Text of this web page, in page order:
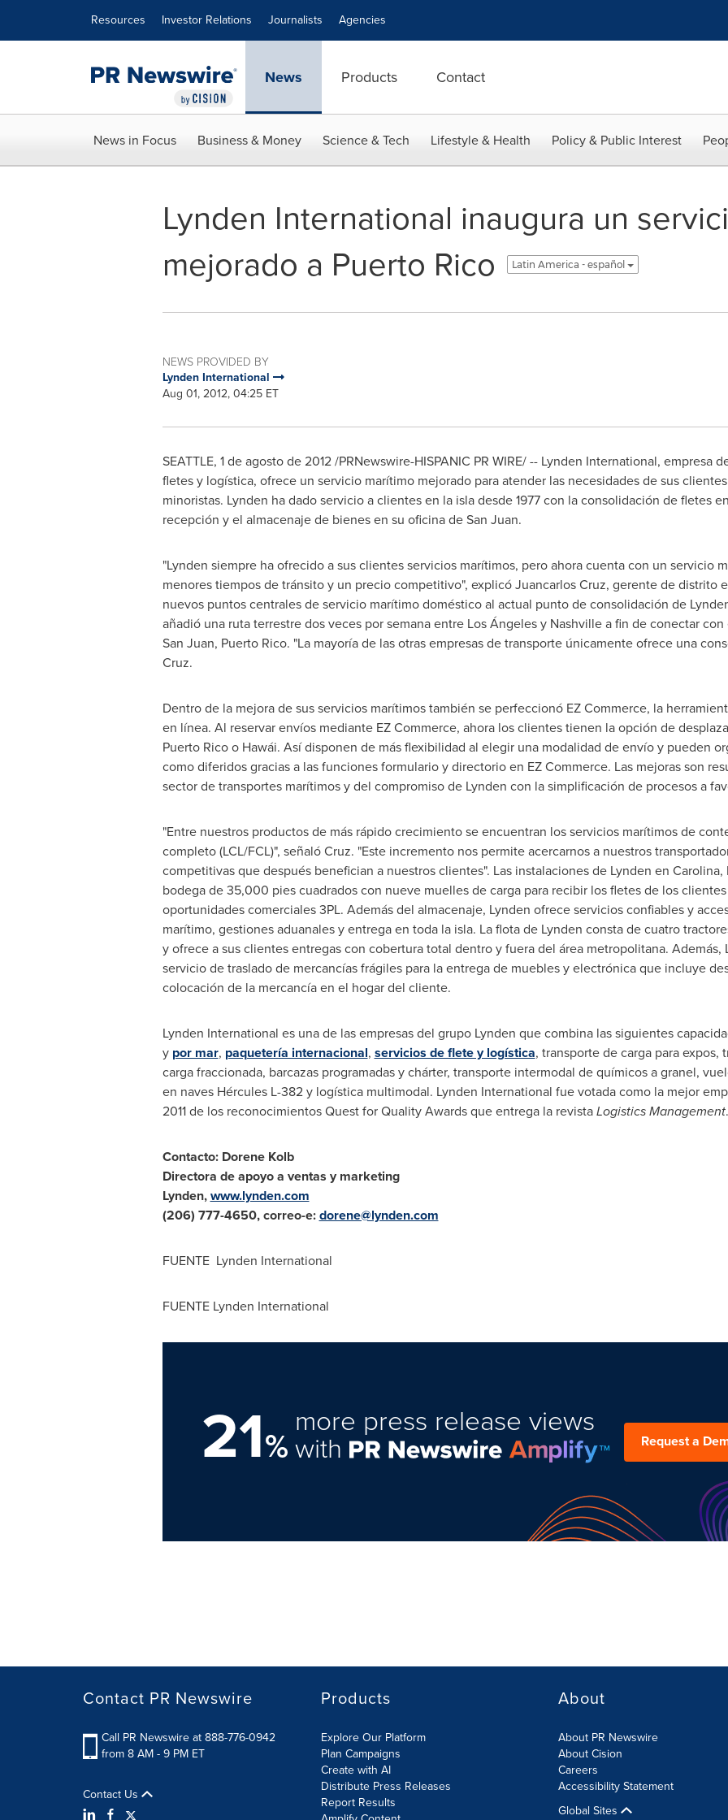
Resources Investor Relations Journalists Agencies
News Products Contact
News in Focus Business & Money Science & Tech Lifestyle & Health Policy & Public Interest
Lynden International inaugura un
mejorado a Puerto Rico
Latin America - español
NEWS PROVIDED BY
Lynden International
Aug 01, 2012, 04:25 ET
SEATTLE, 1 de agosto de 2012 /PRNewswire-HISPANIC PR WIRE/ -- Lynden International, empresa
fletes y logística, ofrece un servicio marítimo mejorado para atender las necesidades de sus
minoristas. Lynden ha dado servicio a clientes en la isla desde 1977 con la consolidación de fletes
recepción y el almacenaje de bienes en su oficina deSan Juan.
"Lynden siempre ha ofrecido a sus clientes servicios marítimos, pero ahora cuenta con un servicio
menores tiempos de tránsito y un precio competitivo", explicóJuancarlos Cruz, gerente de distrito
nuevos puntos centrales de servicio marítimo doméstico al actual punto de consolidación de
añadió una ruta terrestre dos veces por semana entre Los Ángeles y Nashvillea fin de conectar con
San Juan, Puerto Rico. "La mayoría de las otras empresas de transporte únicamente ofrece una
Cruz.
Dentro de la mejora de sus servicios marítimos también se perfeccionó EZ Commerce, la
en línea. Al reservar envíos mediante EZ Commerce, ahora los clientes tienen la opción de
Puerto Ricoo Hawái. Así disponen de más flexibilidad al elegir una modalidad de envío y pueden
como diferidos gracias a las funciones formulario y directorio en EZ Commerce. Las mejoras son
sector de transportes marítimos y del compromiso de Lynden con la simplificación de procesos a
"Entre nuestros productos de más rápido crecimiento se encuentran los servicios marítimos de
completo (LCL/FCL)", señaló Cruz. "Este incremento nos permite acercarnos a nuestros
competitivas que después benefician a nuestros clientes". Las instalaciones de Lynden en Carolina,
bodega de 35,000 pies cuadrados con nueve muelles de carga para recibir los fletes de los
oportunidades comerciales 3PL. Además del almacenaje, Lynden ofrece servicios confiables y
marítimo, gestiones aduanales y entrega en toda la isla. La flota de Lynden consta de cuatro
y ofrece a sus clientes entregas con cobertura total dentro y fuera del área metropolitana. Además,
servicio de traslado de mercancías frágiles para la entrega de muebles y electrónica que incluye
colocación de la mercancía en el hogar del cliente.
Lynden International es una de las empresas del grupo Lynden que combina las siguientes
y por mar, paquetería internacional, servicios de flete y logística, transporte de carga para
carga fraccionada, barcazas programadas y chárter, transporte intermodal de químicos a granel,
en naves Hércules L-382 y logística multimodal. Lynden International fue votada como la mejor
2011 de los reconocimientos Quest for Quality Awards que entrega la revistaLogistics Management.
Contacto: Dorene Kolb
Directora de apoyo a ventas y marketing
Lynden,www.lynden.com
(206) 777-4650, correo-e:dorene@lynden.com
FUENTE Lynden International
FUENTE Lynden International
21%
more press release views
with Request a
Contact PR Newswire
Call PR Newswire at 888-776-0942
from 8 AM - 9 PM ET
Contact Us
Products
Explore Our Platform
Plan Campaigns
Create with AI
Distribute Press Releases
Report Results
About
About PR Newswire
About Cision
Careers
Accessibility Statement
Global Sites